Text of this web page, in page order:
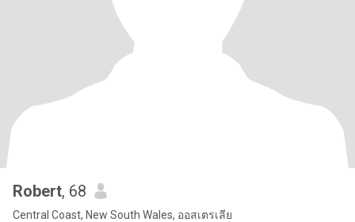
Robert, 68
Central Coast, New South Wales, ออสเตรเลีย